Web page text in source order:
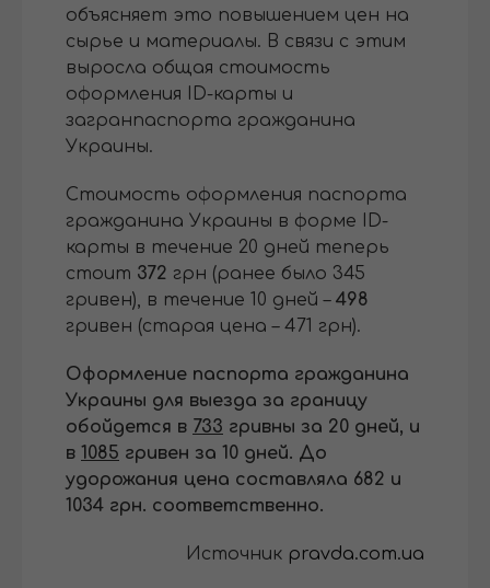
объясняет это повышением цен на
сырье и материалы. В связи с этим
выросла общая стоимость
оформления ID-карты и
загранпаспорта гражданина
Украины.
Стоимость оформления паспорта
гражданина Украины в форме ID-
карты в течение 20 дней теперь
стоит 372 грн (ранее было 345
гривен), в течение 10 дней – 498
гривен (старая цена – 471 грн).
Оформление паспорта гражданина
Украины для выезда за границу
обойдется в 733 гривны за 20 дней, и
в 1085 гривен за 10 дней. До
удорожания цена составляла 682 и
1034 грн. соответственно.
Источник pravda.com.ua